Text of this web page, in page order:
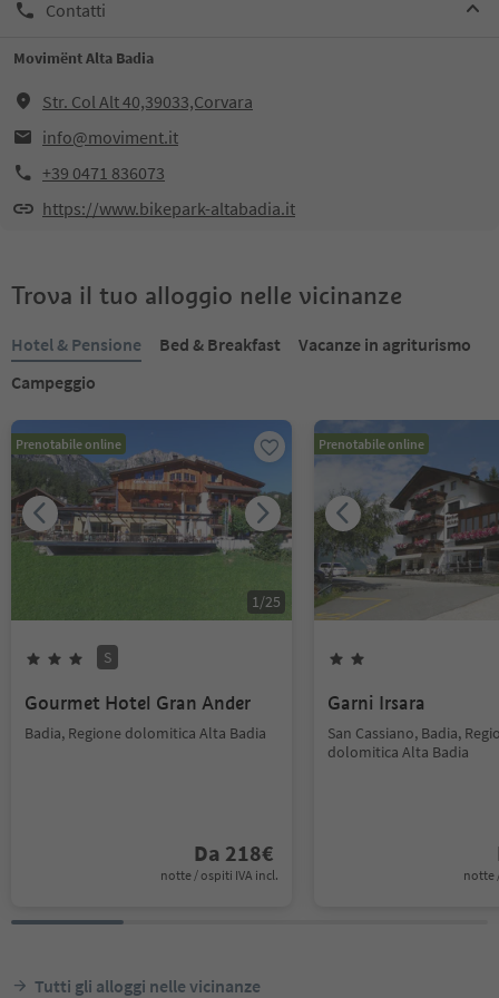
Contatti
Movimënt Alta Badia
Str. Col Alt 40,39033,Corvara
info@moviment.it
+39 0471 836073
https://www.bikepark-altabadia.it
Trova il tuo alloggio nelle vicinanze
Hotel & Pensione Bed & Breakfast
Vacanze in agriturismo
Campeggio
Prenotabile online
1/25
S
Gourmet Hotel Gran Ander
Badia, Regione dolomitica Alta Badia
Da 218€
notte / ospiti IVA incl.
Prenotabile online
Garni Irsara
San Cassiano, Badia,
dolomitica Alta Badia
notte
Tutti gli alloggi nelle vicinanze